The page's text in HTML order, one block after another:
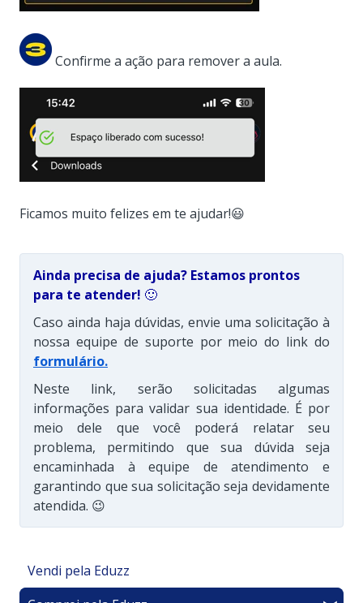
Confirme a ação para remover a aula.
Ficamos muito felizes em te ajudar!😃
Ainda precisa de ajuda? Estamos prontos
para te atender! 🙂
Caso ainda haja dúvidas, envie uma solicitação à
nossa equipe de suporte por meio do link do
formulário.
Neste link, serão solicitadas algumas
informações para validar sua identidade. É por
meio dele que você poderá relatar seu
problema, permitindo que sua dúvida seja
encaminhada à equipe de atendimento e
garantindo que sua solicitação seja devidamente
atendida. 😉
Vendi pela Eduzz